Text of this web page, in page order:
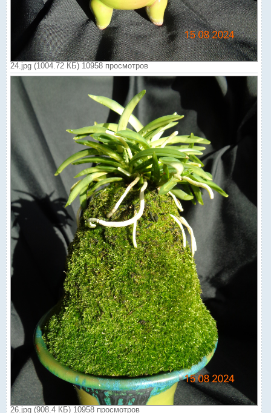
24.jpg (1004.72 КБ) 10958 просмотров
26.jpg (908.4 КБ) 10958 просмотров